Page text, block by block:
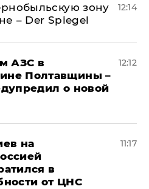
зону
– Der Spiegel
12:14
АЗС в
Полтавщины –
о новой
12:12
на
в
от ЦНС
11:17